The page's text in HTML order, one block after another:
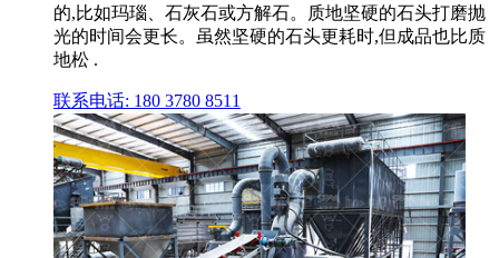
的,比如玛瑙、石灰石或方解石。质地坚硬的石头打磨抛
光的时间会更长。虽然坚硬的石头更耗时,但成品也比质
地松 .
联系电话: 180 3780 8511